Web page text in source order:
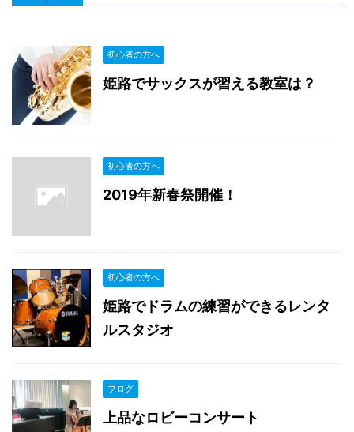
初心者の方へ
姫路でサックスが習える教室は？
初心者の方へ
2019年新春祭開催！
初心者の方へ
姫路でドラムの練習ができるレンタ
ルスタジオ
ブログ
上品なロビーコンサート